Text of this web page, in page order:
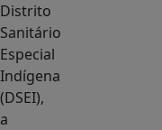
Distrito
Sanitário
Especial
Indígena
(DSEI),
a